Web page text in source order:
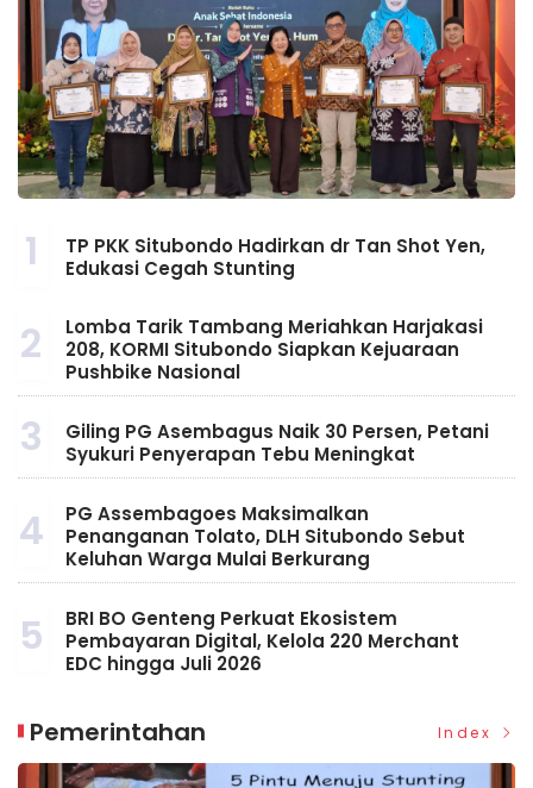
1
TP PKK Situbondo Hadirkan dr Tan Shot Yen,
Edukasi Cegah Stunting
2
Lomba Tarik Tambang Meriahkan Harjakasi
208, KORMI Situbondo Siapkan Kejuaraan
Pushbike Nasional
3
Giling PG Asembagus Naik 30 Persen, Petani
Syukuri Penyerapan Tebu Meningkat
4
PG Assembagoes Maksimalkan
Penanganan Tolato, DLH Situbondo Sebut
Keluhan Warga Mulai Berkurang
5
BRI BO Genteng Perkuat Ekosistem
Pembayaran Digital, Kelola 220 Merchant
EDC hingga Juli 2026
Pemerintahan Index